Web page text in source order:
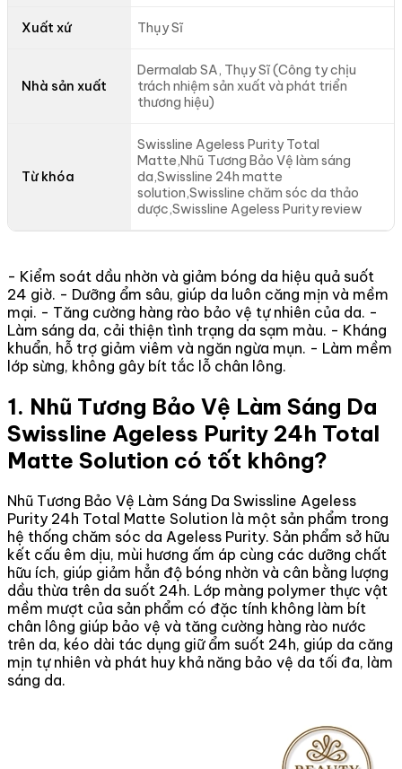
Xuất xứ Thụy Sĩ
Nhà sản xuất
Dermalab SA, Thụy Sĩ (Công ty chịu
trách nhiệm sản xuất và phát triển
thương hiệu)
Từ khóa
Swissline Ageless Purity Total
Matte,Nhũ Tương Bảo Vệ làm sáng
da,Swissline 24h matte
solution,Swissline chăm sóc da thảo
dược,Swissline Ageless Purity review
- Kiểm soát dầu nhờn và giảm bóng da hiệu quả suốt
24 giờ. - Dưỡng ẩm sâu, giúp da luôn căng mịn và mềm
mại. - Tăng cường hàng rào bảo vệ tự nhiên của da. -
Làm sáng da, cải thiện tình trạng da sạm màu. - Kháng
khuẩn, hỗ trợ giảm viêm và ngăn ngừa mụn. - Làm mềm
lớp sừng, không gây bít tắc lỗ chân lông.
1. Nhũ Tương Bảo Vệ Làm Sáng Da
Swissline Ageless Purity 24h Total
Matte Solution có tốt không?
Nhũ Tương Bảo Vệ Làm Sáng Da Swissline Ageless
Purity 24h Total Matte Solution là một sản phẩm trong
hệ thống chăm sóc da Ageless Purity. Sản phẩm sở hữu
kết cấu êm dịu, mùi hương ấm áp cùng các dưỡng chất
hữu ích, giúp giảm hẳn độ bóng nhờn và cân bằng lượng
dầu thừa trên da suốt 24h. Lớp màng polymer thực vật
mềm mượt của sản phẩm có đặc tính không làm bít
chân lông giúp bảo vệ và tăng cường hàng rào nước
trên da, kéo dài tác dụng giữ ẩm suốt 24h, giúp da căng
mịn tự nhiên và phát huy khả năng bảo vệ da tối đa, làm
sáng da.